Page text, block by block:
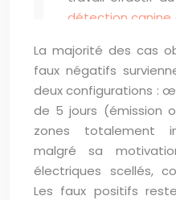
La majorité des cas
faux négatifs
deux configurations :
de 5 jours (émission
zones totalement
malgré sa
électriques scellés,
Les faux positifs